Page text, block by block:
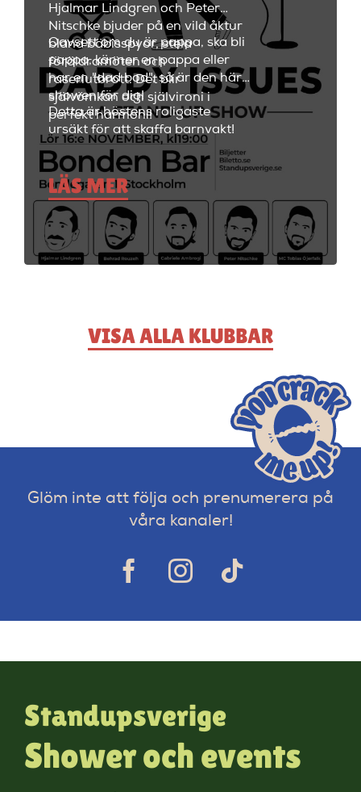
Hjalmar Lindgren och Peter
Nitschke bjuder på en vild åktur
bland bäbisspyor, stela
föräldramöten och
raseriutbrott. Det blir
självömkan och självironi i
perfekt harmoni!
Oavsett om du är pappa, ska bli
pappa, känner en pappa eller
har en "dad bod", så är den här
showen för dig!
Detta är höstens roligaste
ursäkt för att skaffa barnvakt!
LÄS MER
VISA ALLA KLUBBAR
Glöm inte att följa och prenumerera på
våra kanaler!
Standupsverige
Shower och events